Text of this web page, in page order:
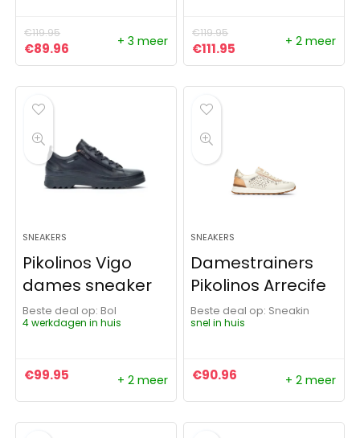
€119.95
Oorspronkelijke prijs was: €119.95.
€89.96 Huidige prijs is: €89.96.
+ 3 meer
€119.95
Oorspronkelijke prijs was:
€111.95 Huidige prijs is:
+ 2 meer
SNEAKERS
Pikolinos Vigo
dames sneaker
Beste deal op:
Bol
4 werkdagen in huis
€99.95 + 2 meer
SNEAKERS
Damestrainers
Pikolinos Arrecife
Beste deal op:
Sneakin
snel in huis
€90.96 + 2 meer